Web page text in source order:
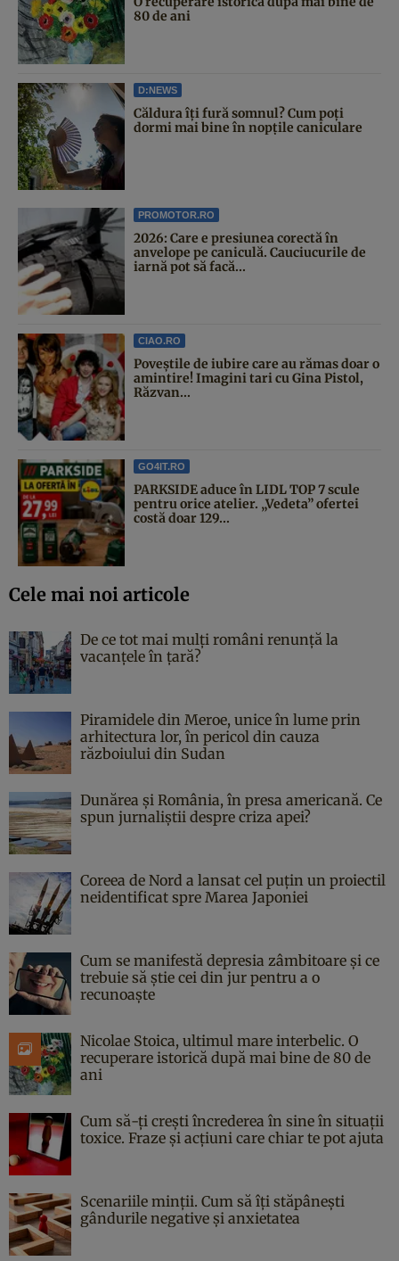
80 de ani
D:NEWS
Căldura îți fură somnul? Cum poți
dormi mai bine în nopțile caniculare
PROMOTOR.RO
2026: Care e presiunea corectă în
anvelope pe caniculă. Cauciucurile de
iarnă pot să facă...
CIAO.RO
Poveştile de iubire care au rămas doar o
amintire! Imagini tari cu Gina Pistol,
Răzvan...
GO4IT.RO
PARKSIDE aduce în LIDL TOP 7 scule
pentru orice atelier. „Vedeta” ofertei
costă doar 129...
Cele mai noi articole
De ce tot mai mulți români renunță la
vacanțele în țară?
Piramidele din Meroe, unice în lume prin
arhitectura lor, în pericol din cauza
războiului din Sudan
Dunărea și România, în presa americană. Ce
spun jurnaliștii despre criza apei?
Coreea de Nord a lansat cel puțin un proiectil
neidentificat spre Marea Japoniei
Cum se manifestă depresia zâmbitoare și ce
trebuie să știe cei din jur pentru a o
recunoaște
Nicolae Stoica, ultimul mare interbelic. O
recuperare istorică după mai bine de 80 de
ani
Cum să-ți crești încrederea în sine în situații
toxice. Fraze și acțiuni care chiar te pot ajuta
Scenariile minții. Cum să îți stăpânești
gândurile negative și anxietatea